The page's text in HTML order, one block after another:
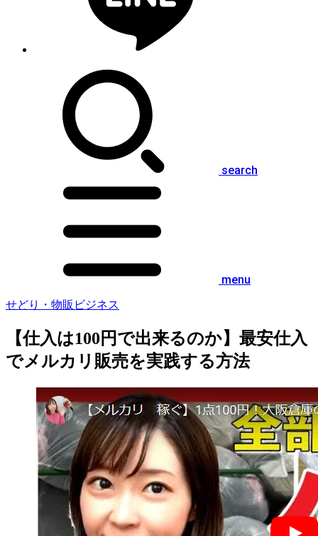
search
menu
せどり・物販ビジネス
【仕入は100円で出来るのか】最安仕入
でメルカリ販売を実践する方法